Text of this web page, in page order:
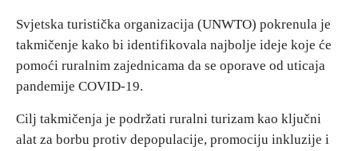
Gastronomija
Lov i ribolov
Seoski turizam
Svjetska turistička organizacija (UNWTO) pokrenula je
takmičenje kako bi identifikovala najbolje ideje koje će
pomoći ruralnim zajednicama da se oporave od uticaja
pandemije COVID-19.
Cilj takmičenja je podržati ruralni turizam kao ključni
alat za borbu protiv depopulacije, promociju inkluzije i